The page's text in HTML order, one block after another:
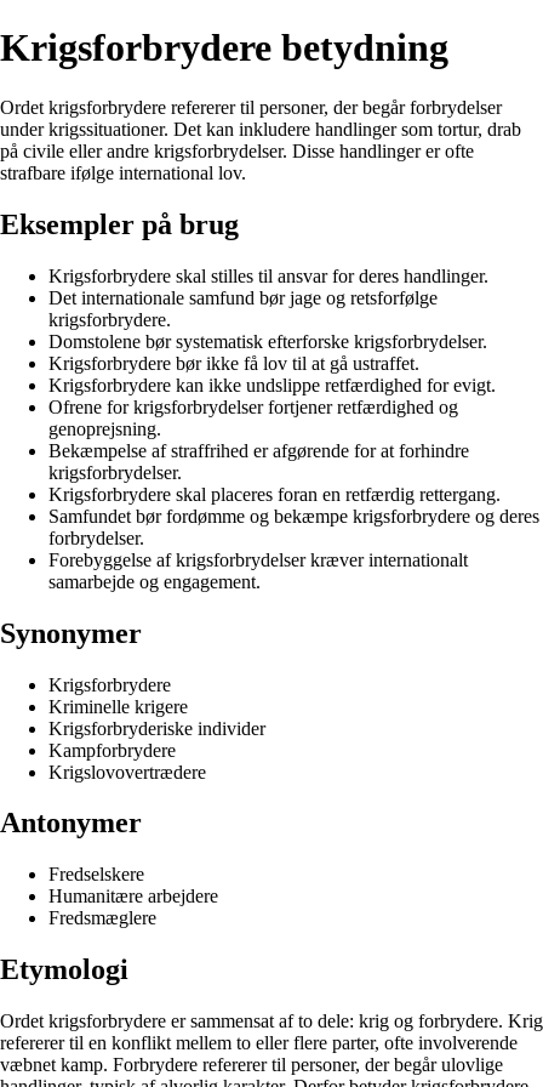
Krigsforbrydere betydning
Ordet krigsforbrydere refererer til personer, der begår forbrydelser
under krigssituationer. Det kan inkludere handlinger som tortur, drab
på civile eller andre krigsforbrydelser. Disse handlinger er ofte
strafbare ifølge international lov.
Eksempler på brug
Krigsforbrydere skal stilles til ansvar for deres handlinger.
Det internationale samfund bør jage og retsforfølge
krigsforbrydere.
Domstolene bør systematisk efterforske krigsforbrydelser.
Krigsforbrydere bør ikke få lov til at gå ustraffet.
Krigsforbrydere kan ikke undslippe retfærdighed for evigt.
Ofrene for krigsforbrydelser fortjener retfærdighed og
genoprejsning.
Bekæmpelse af straffrihed er afgørende for at forhindre
krigsforbrydelser.
Krigsforbrydere skal placeres foran en retfærdig rettergang.
Samfundet bør fordømme og bekæmpe krigsforbrydere og deres
forbrydelser.
Forebyggelse af krigsforbrydelser kræver internationalt
samarbejde og engagement.
Synonymer
Krigsforbrydere
Kriminelle krigere
Krigsforbryderiske individer
Kampforbrydere
Krigslovovertrædere
Antonymer
Fredselskere
Humanitære arbejdere
Fredsmæglere
Etymologi
Ordet krigsforbrydere er sammensat af to dele: krig og forbrydere. Krig
refererer til en konflikt mellem to eller flere parter, ofte involverende
væbnet kamp. Forbrydere refererer til personer, der begår ulovlige